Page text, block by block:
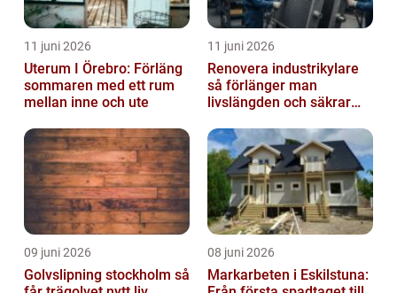
11 juni 2026
Uterum I Örebro: Förläng
sommaren med ett rum
mellan inne och ute
11 juni 2026
Renovera industrikylare
så förlänger man
livslängden och säkrar
09 juni 2026
Golvslipning stockholm så
08 juni 2026
Markarbeten i Eskilstuna: